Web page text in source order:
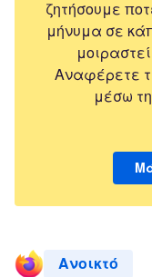
ζητήσουμε
μήνυμα σε
Αναφέρετε
μέσω
Ανοικτό